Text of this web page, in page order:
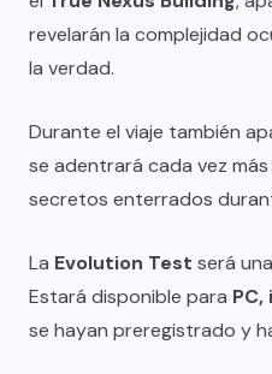
revelarán la complejidad
la verdad.
Durante el viaje también
se adentrará cada vez
secretos enterrados
La Evolution Test será una
Estará disponible para
se hayan preregistrado y